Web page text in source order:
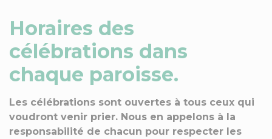
Horaires des
célébrations dans
chaque paroisse.
Les célébrations sont ouvertes à tous ceux qui
voudront venir prier. Nous en appelons à la
responsabilité de chacun pour respecter les